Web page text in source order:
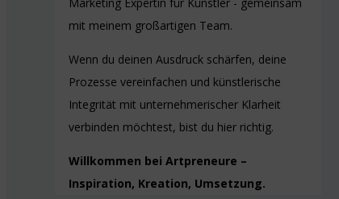
mit meinem großartigen Team.
Wenn du deinen Ausdruck schärfen, deine
Prozesse vereinfachen und künstlerische
Integrität mit unternehmerischer Klarheit
verbinden möchtest, bist du hier richtig.
Willkommen bei Artpreneure –
Inspiration, Kreation, Umsetzung.